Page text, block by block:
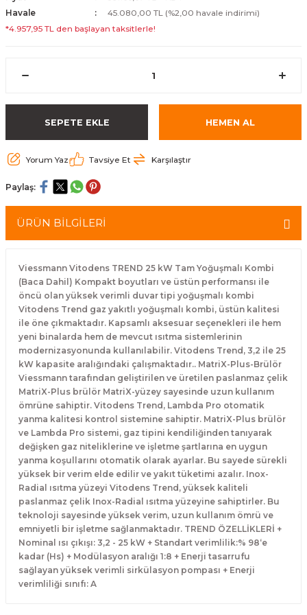
Havale
45.080,00 TL (%2,00 havale indirimi)
*4.957,95 TL den başlayan taksitlerle!
SEPETE EKLE HEMEN AL
Yorum Yaz Tavsiye Et Karşılaştır
Paylaş:
ÜRÜN BİLGİLERİ
Viessmann Vitodens TREND 25 kW Tam Yoğuşmalı Kombi
(Baca Dahil) Kompakt boyutları ve üstün performansı ile
öncü olan yüksek verimli duvar tipi yoğuşmalı kombi
Vitodens Trend gaz yakıtlı yoğuşmalı kombi, üstün kalitesi
ile öne çıkmaktadır. Kapsamlı aksesuar seçenekleri ile hem
yeni binalarda hem de mevcut ısıtma sistemlerinin
modernizasyonunda kullanılabilir. Vitodens Trend, 3,2 ile 25
kW kapasite aralığındaki çalışmaktadır.. MatriX-Plus-Brülör
Viessmann tarafından geliştirilen ve üretilen paslanmaz çelik
MatriX-Plus brülör MatriX-yüzey sayesinde uzun kullanım
ömrüne sahiptir. Vitodens Trend, Lambda Pro otomatik
yanma kalitesi kontrol sistemine sahiptir. MatriX-Plus brülör
ve Lambda Pro sistemi, gaz tipini kendiliğinden tanıyarak
değişken gaz niteliklerine ve işletme şartlarına en uygun
yanma koşullarını otomatik olarak ayarlar. Bu sayede sürekli
yüksek bir verim elde edilir ve yakıt tüketimi azalır. Inox-
Radial ısıtma yüzeyi Vitodens Trend, yüksek kaliteli
paslanmaz çelik Inox-Radial ısıtma yüzeyine sahiptirler. Bu
teknoloji sayesinde yüksek verim, uzun kullanım ömrü ve
emniyetli bir işletme sağlanmaktadır. TREND ÖZELLİKLERİ +
Nominal ısı çıkışı: 3,2 - 25 kW + Standart verimlilik:% 98‘e
kadar (Hs) + Modülasyon aralığı 1:8 + Enerji tasarrufu
sağlayan yüksek verimli sirkülasyon pompası + Enerji
verimliliği sınıfı: A